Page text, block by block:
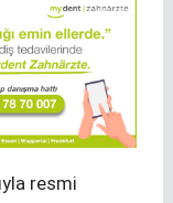
resmi